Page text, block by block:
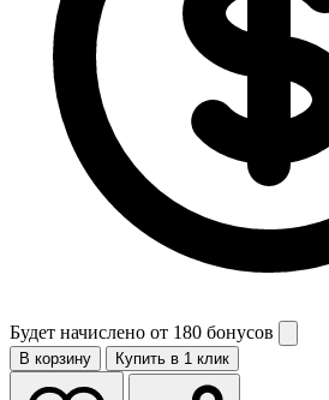
Будет начислено от 180 бонусов
В корзину Купить в 1 клик